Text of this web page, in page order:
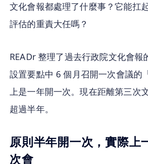
文化會報都處理了什麼事？它能扛
評估的重責大任嗎？
READr 整理了過去行政院文化會報
設置要點中 6 個月召開一次會議的
上是一年開一次。現在距離第三次
超過半年。
原則半年開一次，實際上
次會